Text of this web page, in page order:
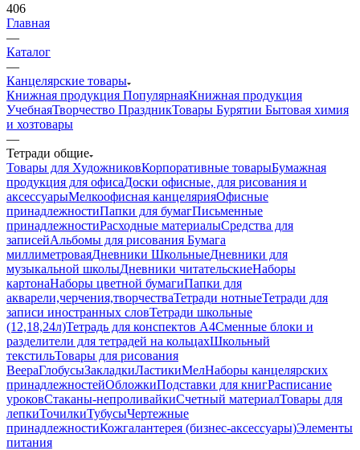
406
Главная
—
Каталог
—
Канцелярские товары
Книжная продукция ПопулярнаяКнижная продукция
УчебнаяТворчество ПраздникТовары Бурятии Бытовая химия
и хозтовары
—
Тетради общие
Товары для ХудожниковКорпоративные товарыБумажная
продукция для офисаДоски офисные, для рисования и
аксессуарыМелкоофисная канцелярияОфисные
принадлежностиПапки для бумагПисьменные
принадлежностиРасходные материалыСредства для
записейАльбомы для рисования Бумага
миллиметроваяДневники ШкольныеДневники для
музыкальной школыДневники читательскиеНаборы
картонаНаборы цветной бумагиПапки для
акварели,черчения,творчестваТетради нотныеТетради для
записи иностранных словТетради школьные
(12,18,24л)Тетрадь для конспектов А4Сменные блоки и
разделители для тетрадей на кольцахШкольный
текстильТовары для рисования
ВеераГлобусыЗакладкиЛастикиМелНаборы канцелярских
принадлежностейОбложкиПодставки для книгРасписание
уроковСтаканы-непроливайкиСчетный материалТовары для
лепкиТочилкиТубусыЧертежные
принадлежностиКожгалантерея (бизнес-аксессуары)Элементы
питания